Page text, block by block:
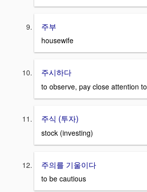
주부
housewife
주시하다
to observe, pay close attention to
주식 (투자)
stock (investing)
주의를 기울이다
to be cautious